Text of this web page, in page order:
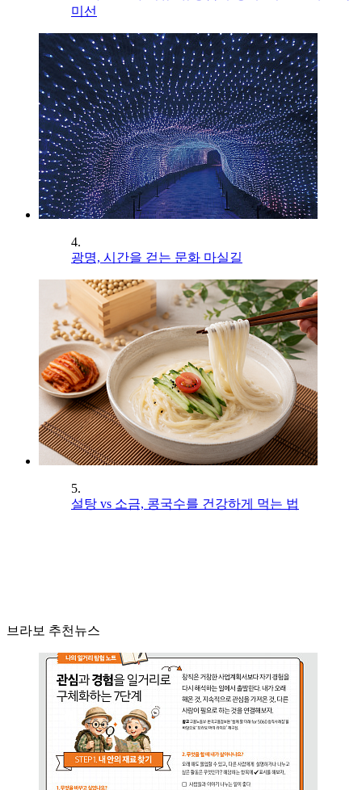
미선
4.
광명, 시간을 걷는 문화 마실길
5.
설탕 vs 소금, 콩국수를 건강하게 먹는 법
브라보 추천뉴스